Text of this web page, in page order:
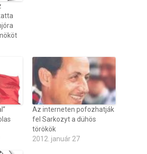
Az interneten pofozhatják
fel Sarkozyt a dühös
törökök
2012. január 27